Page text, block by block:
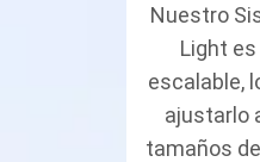
Nuestro
Light
escalable,
ajustarlo
tamaños